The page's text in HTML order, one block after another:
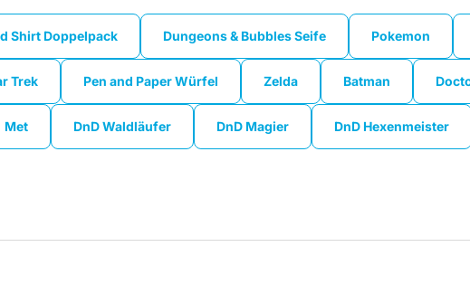
Shirt Doppelpack
Shirt Doppelpack
Dungeons & Bubbles Seife
Dungeons & Bubbles Seife
Pokemon
Pokemon
Trek
Trek
Pen and Paper Würfel
Pen and Paper Würfel
Zelda
Batman
Met
DnD Waldläufer
DnD Magier
DnD Hexenmeister